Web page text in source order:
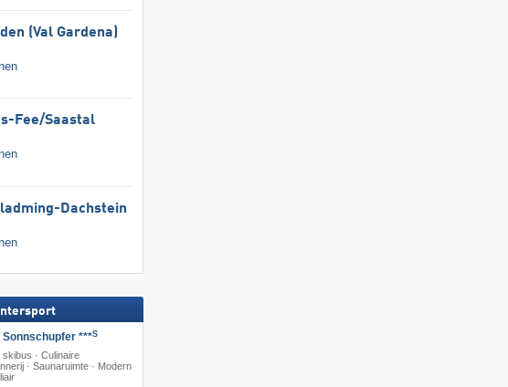
(Val Gardena)
Fee/​Saastal
Dachstein
Sonnschupfer ***S
· Culinaire
· Saunaruimte · Modern